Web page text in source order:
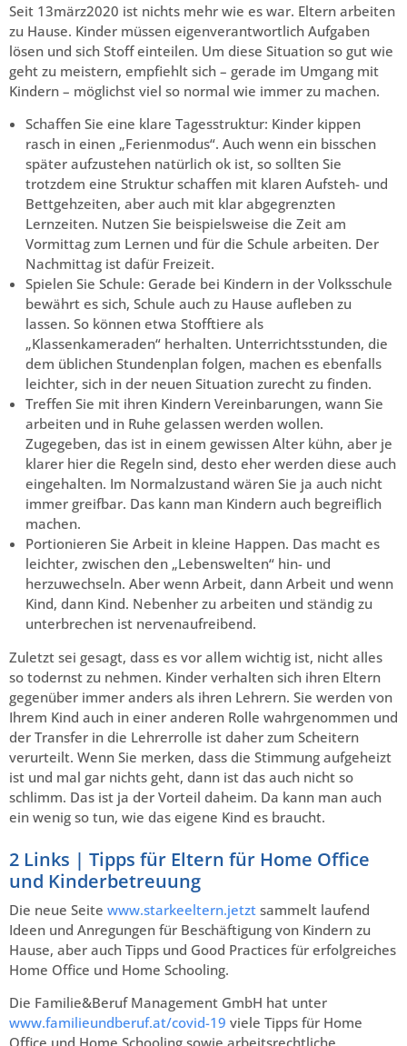
Seit 13märz2020 ist nichts mehr wie es war. Eltern arbeiten
zu Hause. Kinder müssen eigenverantwortlich Aufgaben
lösen und sich Stoff einteilen. Um diese Situation so gut wie
geht zu meistern, empfiehlt sich – gerade im Umgang mit
Kindern – möglichst viel so normal wie immer zu machen.
Schaffen Sie eine klare Tagesstruktur: Kinder kippen
rasch in einen „Ferienmodus“. Auch wenn ein bisschen
später aufzustehen natürlich ok ist, so sollten Sie
trotzdem eine Struktur schaffen mit klaren Aufsteh- und
Bettgehzeiten, aber auch mit klar abgegrenzten
Lernzeiten. Nutzen Sie beispielsweise die Zeit am
Vormittag zum Lernen und für die Schule arbeiten. Der
Nachmittag ist dafür Freizeit.
Spielen Sie Schule: Gerade bei Kindern in der Volksschule
bewährt es sich, Schule auch zu Hause aufleben zu
lassen. So können etwa Stofftiere als
„Klassenkameraden“ herhalten. Unterrichtsstunden, die
dem üblichen Stundenplan folgen, machen es ebenfalls
leichter, sich in der neuen Situation zurecht zu finden.
Treffen Sie mit ihren Kindern Vereinbarungen, wann Sie
arbeiten und in Ruhe gelassen werden wollen.
Zugegeben, das ist in einem gewissen Alter kühn, aber je
klarer hier die Regeln sind, desto eher werden diese auch
eingehalten. Im Normalzustand wären Sie ja auch nicht
immer greifbar. Das kann man Kindern auch begreiflich
machen.
Portionieren Sie Arbeit in kleine Happen. Das macht es
leichter, zwischen den „Lebenswelten“ hin- und
herzuwechseln. Aber wenn Arbeit, dann Arbeit und wenn
Kind, dann Kind. Nebenher zu arbeiten und ständig zu
unterbrechen ist nervenaufreibend.
Zuletzt sei gesagt, dass es vor allem wichtig ist, nicht alles
so todernst zu nehmen. Kinder verhalten sich ihren Eltern
gegenüber immer anders als ihren Lehrern. Sie werden von
Ihrem Kind auch in einer anderen Rolle wahrgenommen und
der Transfer in die Lehrerrolle ist daher zum Scheitern
verurteilt. Wenn Sie merken, dass die Stimmung aufgeheizt
ist und mal gar nichts geht, dann ist das auch nicht so
schlimm. Das ist ja der Vorteil daheim. Da kann man auch
ein wenig so tun, wie das eigene Kind es braucht.
2 Links | Tipps für Eltern für Home Office
und Kinderbetreuung
Die neue Seite www.starkeeltern.jetzt sammelt laufend
Ideen und Anregungen für Beschäftigung von Kindern zu
Hause, aber auch Tipps und Good Practices für erfolgreiches
Home Office und Home Schooling.
Die Familie&Beruf Management GmbH hat unter
www.familieundberuf.at/covid-19 viele Tipps für Home